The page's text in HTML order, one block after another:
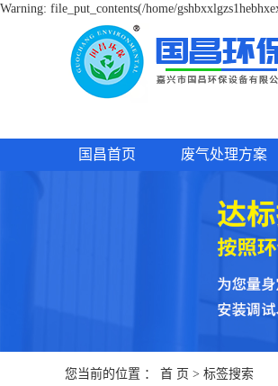
Warning: file_put_contents(/home/
国昌首页 废气处理方案
您当前的位置 ： 首 页 > 标签搜索